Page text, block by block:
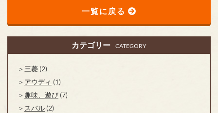
一覧に戻る
カテゴリー CATEGORY
三菱 (2)
アウディ (1)
趣味、遊び (7)
スバル (2)